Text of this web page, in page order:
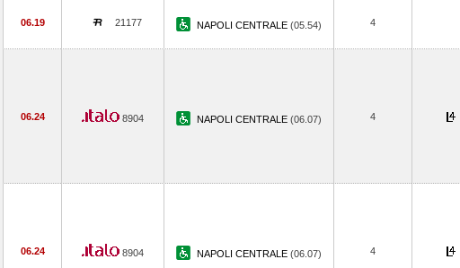
06.19 21177 NAPOLI CENTRALE (05.54) 4
06.24 8904 NAPOLI CENTRALE (06.07) 4
06.24 8904 NAPOLI CENTRALE (06.07) 4